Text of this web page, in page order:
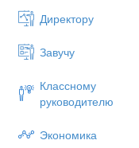
Директору
Завучу
Классному
руководителю
Экономика